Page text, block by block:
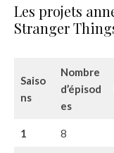
Les projets
Stranger
Saiso
ns
Nombre
d’épisod
es
1 8